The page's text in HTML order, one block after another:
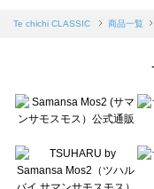
Samansa Mos2 blue（サマン
Te chichi（テチチ）の一覧
Te chichi CLASSIC（テチチ ク
Lugnoncure（ルノンキュール
BETTY'S BLUE（べティーズブ
Te chichi CLASSIC 商品一覧